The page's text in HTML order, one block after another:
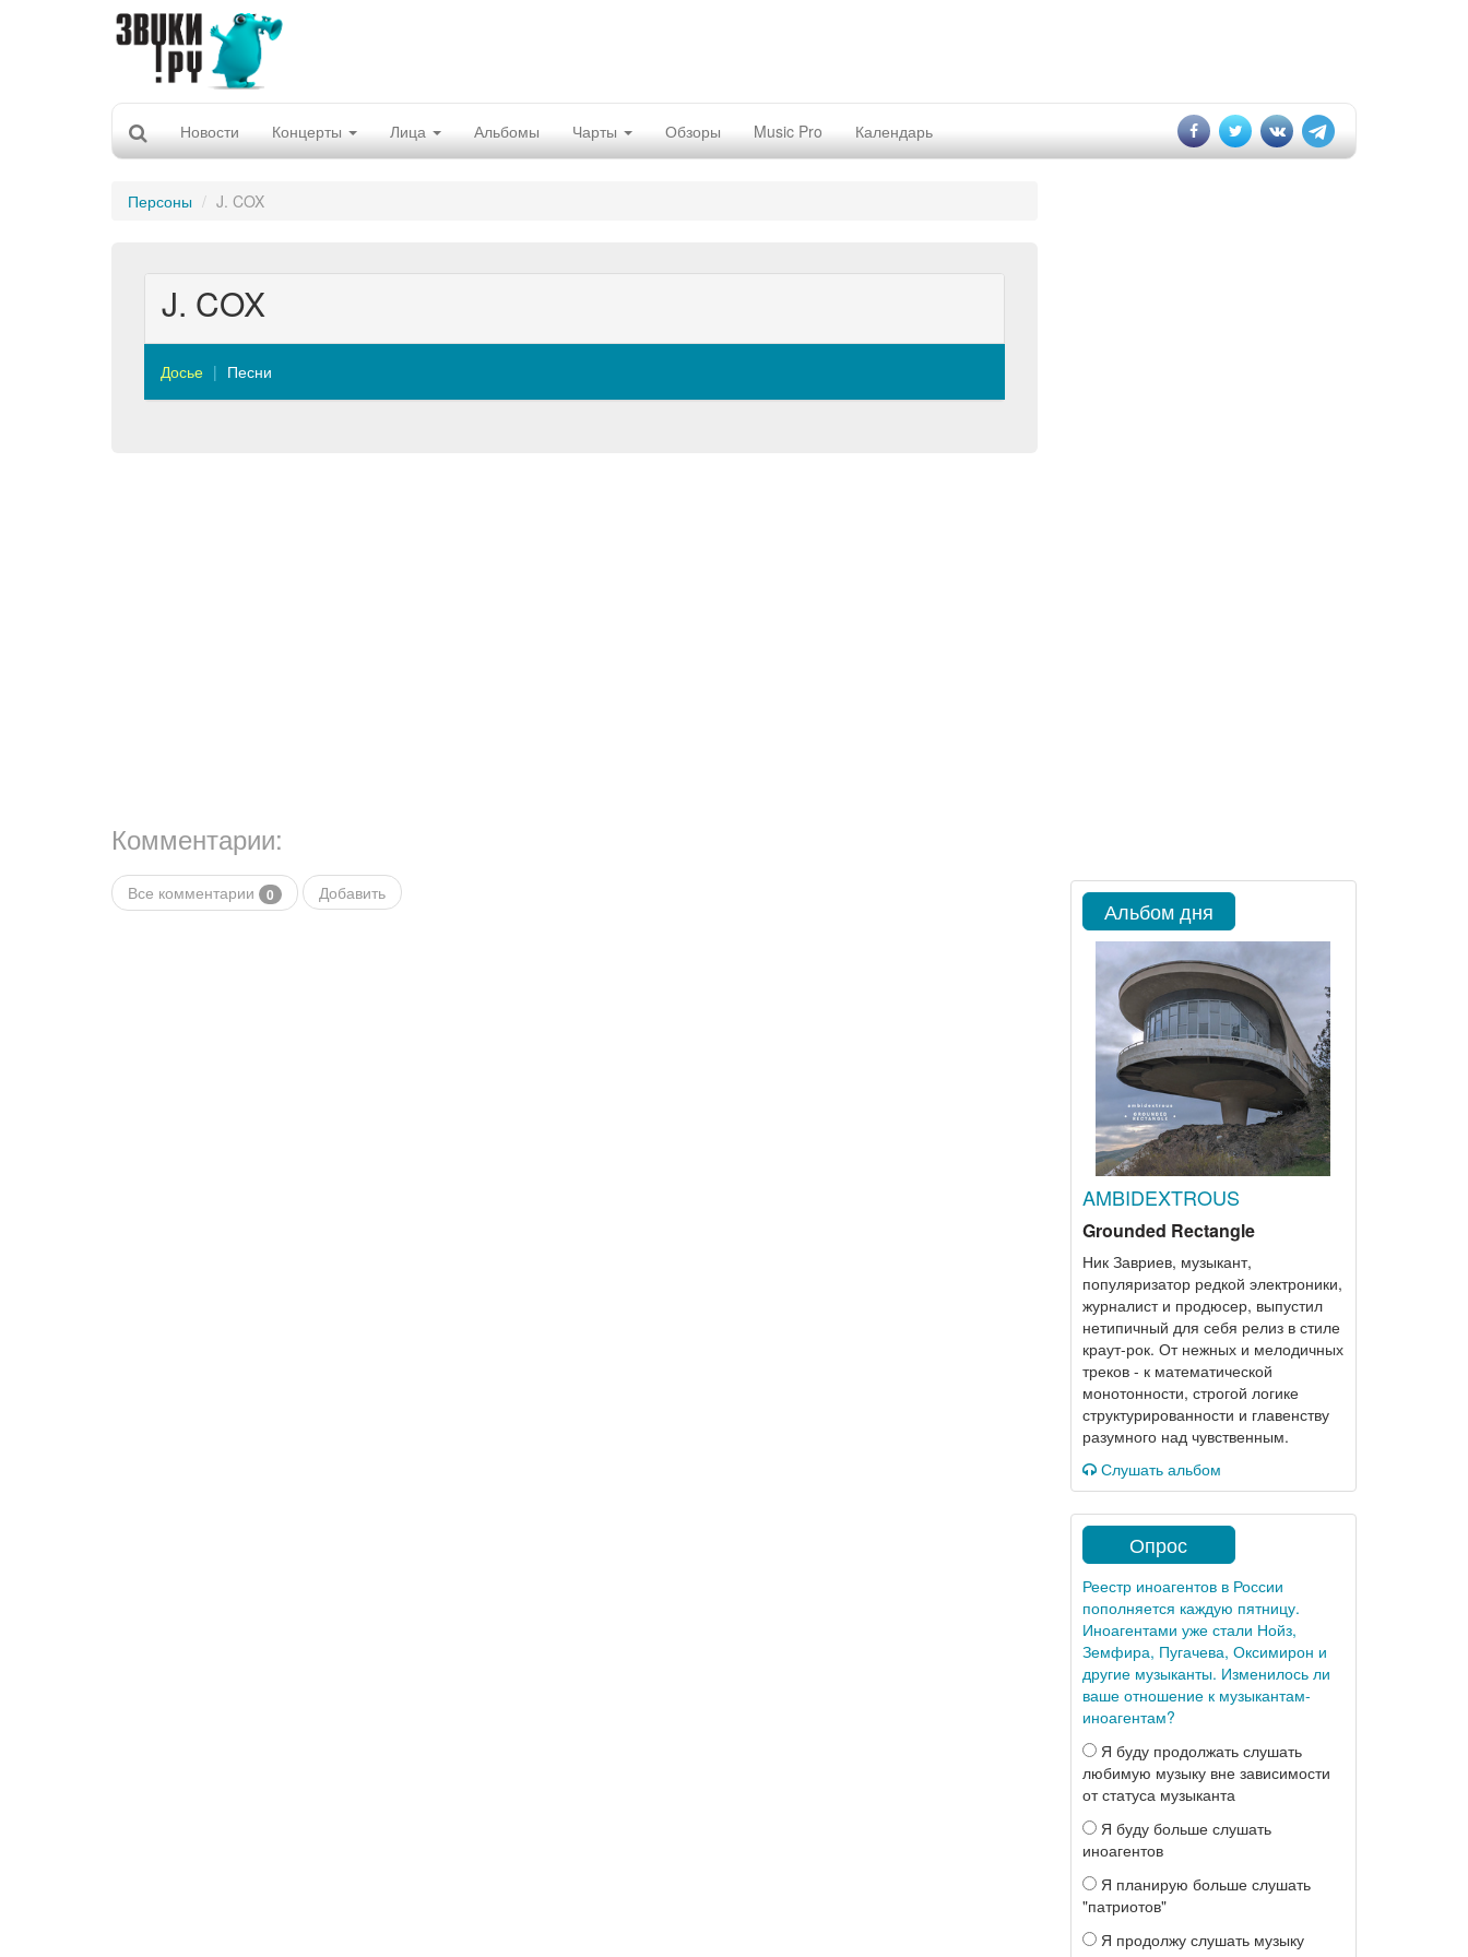
Новости Концерты Лица Альбомы Чарты Обзоры Music Pro Календарь
Персоны J. COX
J. COX
Досье Песни
Комментарии:
Все комментарии 0 Добавить
Альбом дня
AMBIDEXTROUS
Grounded Rectangle
Ник Завриев, музыкант,
популяризатор редкой электроники,
журналист и продюсер, выпустил
нетипичный для себя релиз в стиле
краут-рок. От нежных и мелодичных
треков - к математической
монотонности, строгой логике
структурированности и главенству
разумного над чувственным.
Слушать альбом
Опрос
Реестр иноагентов в России
пополняется каждую пятницу.
Иноагентами уже стали Нойз,
Земфира, Пугачева, Оксимирон и
другие музыканты. Изменилось ли
ваше отношение к музыкантам-
иноагентам?
Я буду продолжать слушать
любимую музыку вне зависимости
от статуса музыканта
Я буду больше слушать
иноагентов
Я планирую больше слушать
"патриотов"
Я продолжу слушать музыку